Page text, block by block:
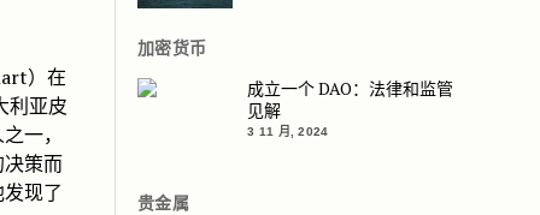
）在
利亚皮
一，
策而
现了
加密货币
成立一个 DAO：法律和监管
见解
3 11 月, 2024
贵金属